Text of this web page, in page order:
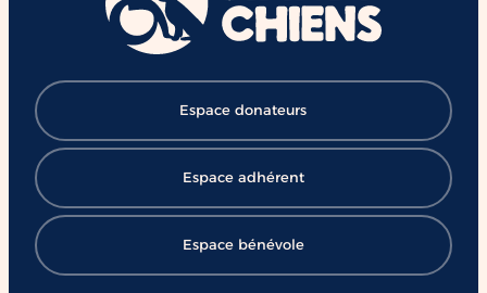
Espace donateurs
Espace adhérent
Espace bénévole